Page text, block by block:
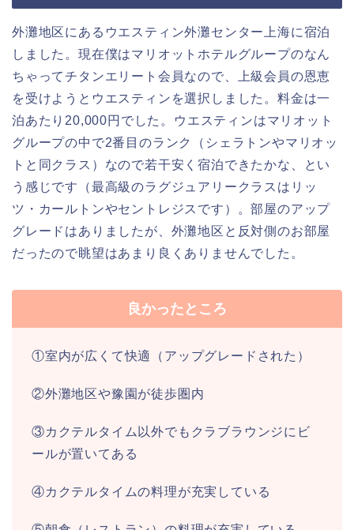
外灘地区にあるウエスティン外灘センター上海に宿泊
しました。現在僕はマリオットホテルグループのなん
ちゃってチタンエリート会員なので、上級会員の恩恵
を受けようとウエスティンを選択しました。料金は一
泊あたり20,000円でした。ウエスティンはマリオット
グループの中で2番目のランク（シェラトンやマリオッ
トと同クラス）なので若干安く宿泊できたかな、とい
う感じです（最高級のラグジュアリークラスはリッ
ツ・カールトンやセントレジスです）。部屋のアップ
グレードはありましたが、外灘地区と反対側のお部屋
だったので眺望はあまり良くありませんでした。
良かったところ
①室内が広くて快適（アップグレードされた）
②外灘地区や豫園が徒歩圏内
③カクテルタイム以外でもクラブラウンジにビ
ールが置いてある
④カクテルタイムの料理が充実している